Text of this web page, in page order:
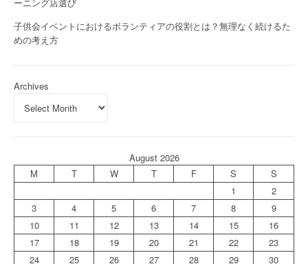
子供会イベントにおけるボランティアの役割とは？無理なく続けるた
めの考え方
Archives
August 2026
M
T W T F S
S
1
2
3
4 5 6 7 8
9
10
11 12 13 14 15
16
17
18 19 20 21 22
23
24
25 26 27 28 29 30